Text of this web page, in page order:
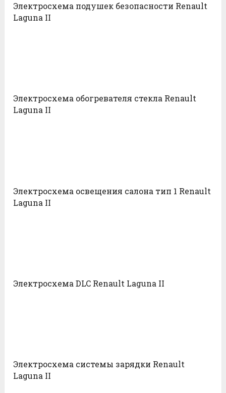
Электросхема подушек безопасности Renault
Laguna II
Электросхема обогревателя стекла Renault
Laguna II
Электросхема освещения салона тип 1 Renault
Laguna II
Электросхема DLC Renault Laguna II
Электросхема системы зарядки Renault
Laguna II